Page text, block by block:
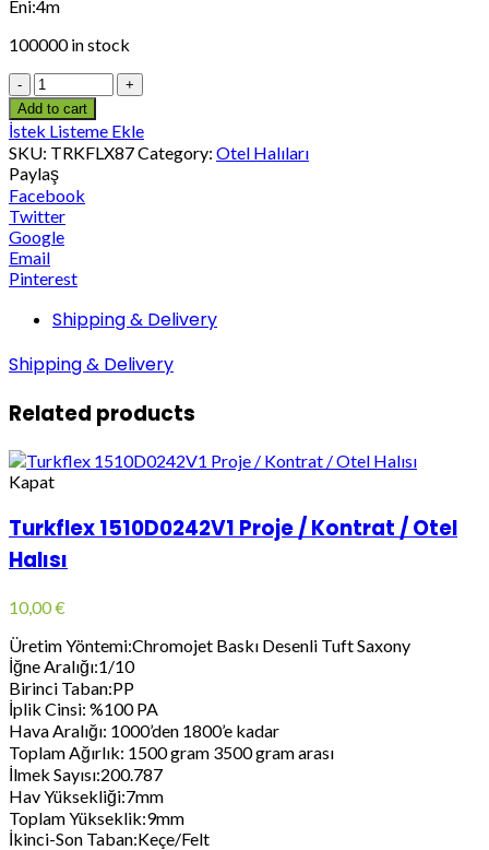
Eni:4m
100000 in stock
Add to cart
İstek Listeme Ekle
SKU: TRKFLX87Category: Otel Halıları
Paylaş
Facebook
Twitter
Google
Email
Pinterest
Shipping & Delivery
Shipping & Delivery
Related products
Kapat
Turkflex 1510D0242V1 Proje / Kontrat / Otel
Halısı
10,00€
Üretim Yöntemi:Chromojet Baskı Desenli Tuft Saxony
İğne Aralığı:1/10
Birinci Taban:PP
İplik Cinsi: %100 PA
Hava Aralığı: 1000’den 1800’e kadar
Toplam Ağırlık: 1500 gram 3500 gram arası
İlmek Sayısı:200.787
Hav Yüksekliği:7mm
Toplam Yükseklik:9mm
İkinci-Son Taban:Keçe/Felt